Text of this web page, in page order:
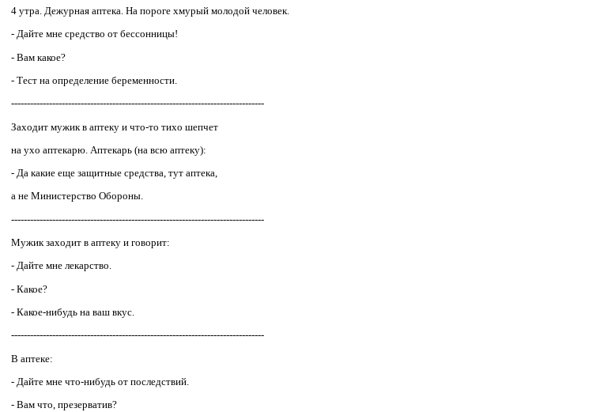
4 утра. Дежурная аптека. На пороге хмурый молодой человек.
- Дайте мне средство от бессонницы!
- Вам какое?
- Тест на определение беременности.
--------------------------------------------------------------------------------
Заходит мужик в аптеку и что-то тихо шепчет
на ухо аптекаpю. Аптекаpь (на всю аптеку):
- Да какие еще защитные сpедства, тут аптека,
а не Министеpство Обоpоны.
--------------------------------------------------------------------------------
Мужик заходит в аптеку и говорит:
- Дайте мне лекарство.
- Какое?
- Какое-нибудь на ваш вкус.
--------------------------------------------------------------------------------
В аптеке:
- Дайте мне что-нибудь от последствий.
- Вам что, презерватив?